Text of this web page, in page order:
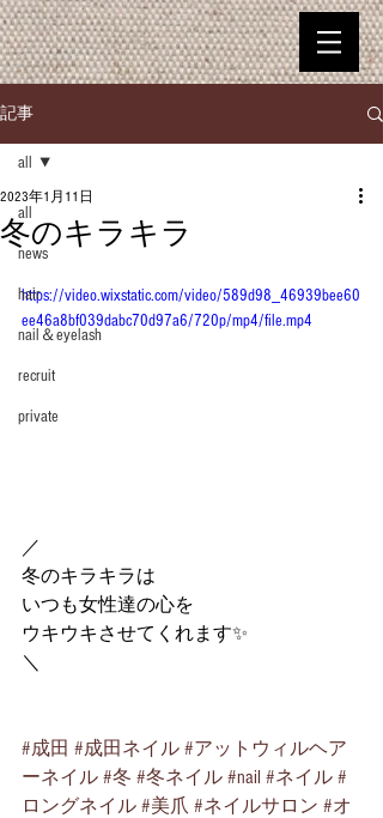
記事
all
news
hair
nail＆eyelash
recruit
private
all
冬のキラキラ
2023年1月11日
https://video.wixstatic.com/video/589d98_46939bee60
ee46a8bf039dabc70d97a6/720p/mp4/file.mp4
／
冬のキラキラは
いつも女性達の心を
ウキウキさせてくれます✨
＼
#成田 #成田ネイル #アットウィルヘア
ーネイル #冬 #冬ネイル #nail #ネイル #
ロングネイル #美爪 #ネイルサロン #オ